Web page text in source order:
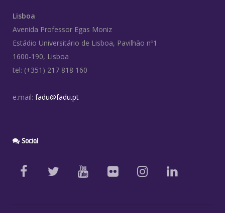
Lisboa
Avenida Professor Egas Moniz
Estádio Universitário de Lisboa, Pavilhão nº1
1600-190, Lisboa
tel: (+351) 217 818 160
e.mail: fadu@fadu.pt
Social